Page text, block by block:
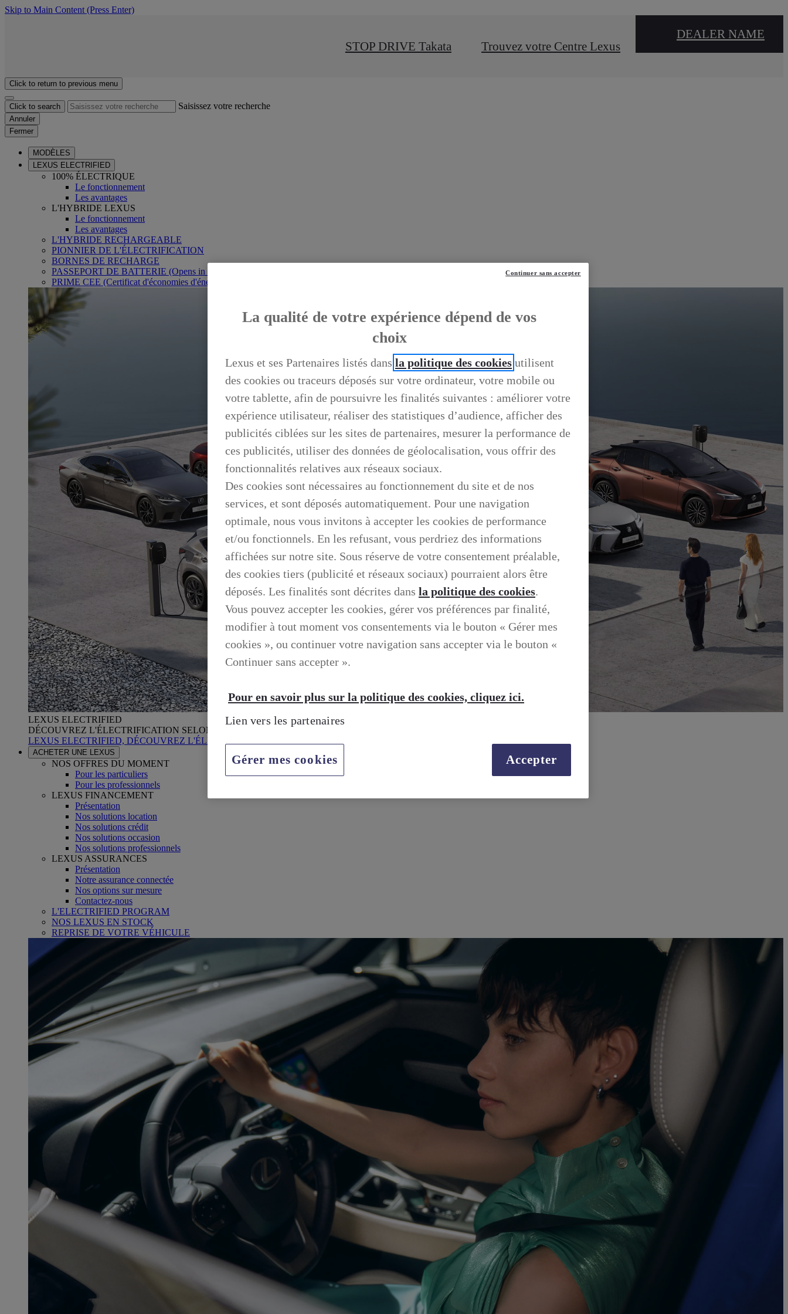
Skip to Main Content (Press Enter)
STOP DRIVE Takata Trouvez votre Centre Lexus
DEALER NAME
Click to return to previous menu
Click to search Saisissez votre recherche
Annuler
Fermer
MODÈLES
LEXUS ELECTRIFIED
100% ÉLECTRIQUE
Le fonctionnement
Les avantages
L'HYBRIDE LEXUS
Le fonctionnement
Les avantages
L'HYBRIDE RECHARGEABLE
PIONNIER DE L'ÉLECTRIFICATION
BORNES DE RECHARGE
PASSEPORT DE BATTERIE (Opens in new window)
PRIME CEE (Certificat d'économies d'énergie)
LEXUS ELECTRIFIED
DÉCOUVREZ L'ÉLECTRIFICATION SELON LEXUS
LEXUS ELECTRIFIED, DÉCOUVREZ L'ÉLECTRIFICATION SELON LEXUS
ACHETER UNE LEXUS
NOS OFFRES DU MOMENT
Pour les particuliers
Pour les professionnels
LEXUS FINANCEMENT
Présentation
Nos solutions location
Nos solutions crédit
Nos solutions occasion
Nos solutions professionnels
LEXUS ASSURANCES
Présentation
Notre assurance connectée
Nos options sur mesure
Contactez-nous
L'ELECTRIFIED PROGRAM
NOS LEXUS EN STOCK
REPRISE DE VOTRE VÉHICULE
La qualité de votre expérience dépend de vos
choix
Lexus et ses Partenaires listés dans la politique des cookies utilisent
des cookies ou traceurs déposés sur votre ordinateur, votre mobile ou
votre tablette, afin de poursuivre les finalités suivantes : améliorer votre
expérience utilisateur, réaliser des statistiques d’audience, afficher des
publicités ciblées sur les sites de partenaires, mesurer la performance de
ces publicités, utiliser des données de géolocalisation, vous offrir des
fonctionnalités relatives aux réseaux sociaux.
Des cookies sont nécessaires au fonctionnement du site et de nos
services, et sont déposés automatiquement. Pour une navigation
optimale, nous vous invitons à accepter les cookies de performance
et/ou fonctionnels. En les refusant, vous perdriez des informations
affichées sur notre site. Sous réserve de votre consentement préalable,
des cookies tiers (publicité et réseaux sociaux) pourraient alors être
déposés. Les finalités sont décrites dans la politique des cookies.
Vous pouvez accepter les cookies, gérer vos préférences par finalité,
modifier à tout moment vos consentements via le bouton « Gérer mes
cookies », ou continuer votre navigation sans accepter via le bouton «
Continuer sans accepter ».
Pour en savoir plus sur la politique des cookies, cliquez ici.
Lien vers les partenaires
Gérer mes cookies
Continuer sans accepter
Accepter